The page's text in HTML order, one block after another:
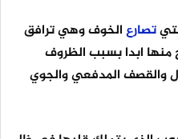
تصارعالخوف وهي ترافق
ابدا بسبب الظروف
والقصف المدفعي والجوي